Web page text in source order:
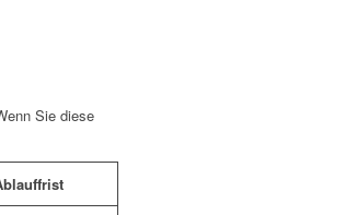
Sie diese